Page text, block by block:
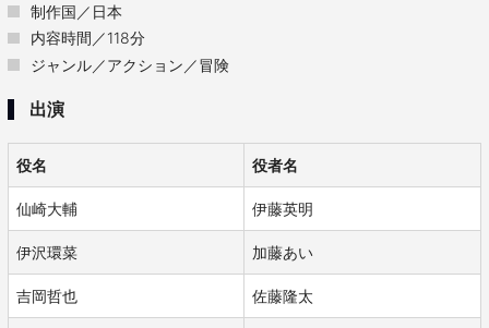
制作国／日本
内容時間／118分
ジャンル／アクション／冒険
出演
役名 役者名
仙崎大輔 伊藤英明
伊沢環菜 加藤あい
吉岡哲也 佐藤隆太